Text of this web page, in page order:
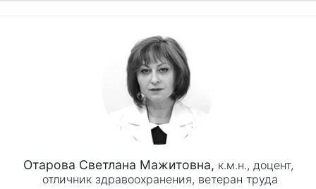
Отарова Светлана Мажитовна, к.м.н.,доцент,
отличник здравоохранения, ветеран труда